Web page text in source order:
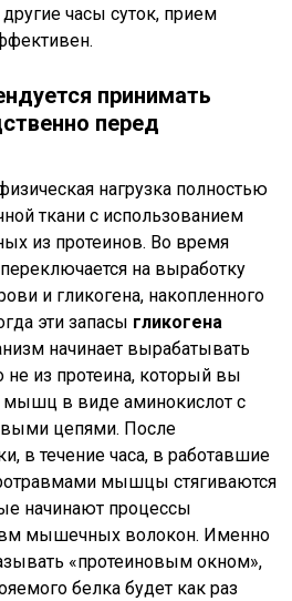
часы суток, прием
принимать
перед
нагрузка полностью
ткани с использованием
из протеинов. Во время
на выработку
и гликогена, накопленного
эти запасы гликогена
начинает вырабатывать
не из протеина, который вы
мышц в виде аминокислот с
цепями. После
в течение часа, в работавшие
мышцы стягиваются
начинают процессы
мышечных волокон. Именно
«протеиновым окном»,
белка будет как раз